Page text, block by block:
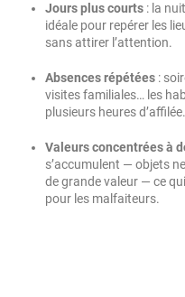
Jours plus courts : la
idéale pour repérer les
sans attirer l’attention.
Absences répétées :
visites familiales… les
plusieurs heures d’affilée.
Valeurs concentrées à
s’accumulent — objets
de grande valeur — ce
pour les malfaiteurs.